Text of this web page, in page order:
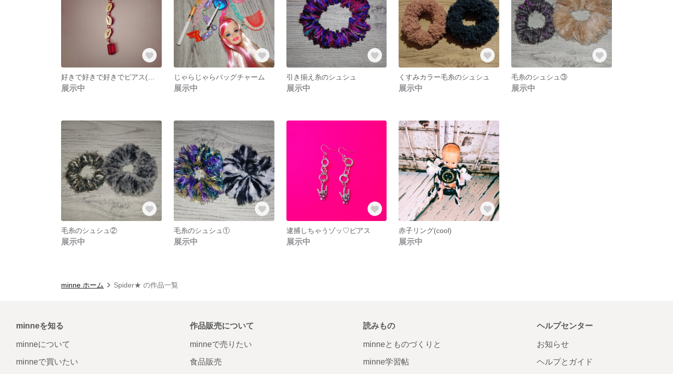
展示中
じゃらじゃらバッグチャーム
展示中
引き揃え糸のシュシュ
展示中
くすみカラー毛糸のシュシュ
展示中
毛糸のシュシュ③
展示中
毛糸のシュシュ②
展示中
毛糸のシュシュ①
展示中
逮捕しちゃうゾッ♡ピアス
展示中
赤子リング(cool)
展示中
minne ホーム Spider★ の作品一覧
minneを知る
minneについて
minneで買いたい
作品販売について
minneで売りたい
食品販売
読みもの
minneとものづくりと
minne学習帖
ヘルプセンター
お知らせ
ヘルプとガイド